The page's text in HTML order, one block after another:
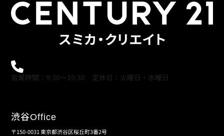
営業時間：9:30～19:30 定休日：火曜日・水曜日
渋谷Office
〒150-0031 東京都渋谷区桜丘町3番2号